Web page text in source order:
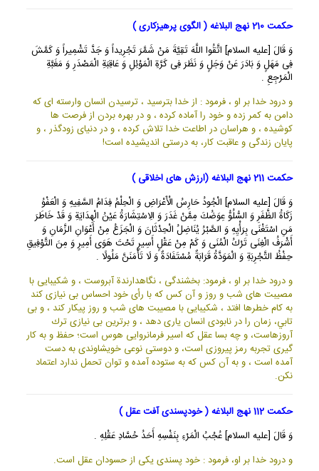
حکمت 210 نهج البلاغه ( الگوی پرهیزکاری )
وَ قَالَ [عليه السلام] اتَّقُوا اللَّهَ تَقِيَّةَ مَنْ شَمَّرَ تَجْرِيداً وَ جَدَّ تَشْمِيراً وَ كَمَّشَ
فِى مَهَلٍ وَ بَادَرَ عَنْ وَجَلٍ وَ نَظَرَ فِى كَرَّةِ الْمَوْئِلِ وَ عَاقِبَةِ الْمَصْدَرِ وَ مَغَبَّةِ
الْمَرْجِعِ .
و درود خدا بر او ، فرمود : از خدا بترسيد ، ترسيدن انسان وارسته اى كه
دامن به كمر زده و خود را آماده كرده ، و در بهره بردن از فرصت ها
كوشيده ، و هراسان در اطاعت خدا تلاش كرده ، و در دنياى زودگذر ، و
پايان زندگى و عاقبت كار، به درستى انديشيده است!
حکمت 211 نهج البلاغه (ارزش های اخلاقی )
وَ قَالَ [عليه السلام] الْجُودُ حَارِسُ الْأَعْرَاضِ وَ الْحِلْمُ فِدَامُ السَّفِيهِ وَ الْعَفْوُ
زَكَاةُ الظَّفَرِ وَ السُّلُوُّ عِوَضُكَ مِمَّنْ غَدَرَ وَ الِاسْتِشَارَةُ عَيْنُ الْهِدَايَةِ وَ قَدْ خَاطَرَ
مَنِ اسْتَغْنَى بِرَأْيِهِ وَ الصَّبْرُ يُنَاضِلُ الْحِدْثَانَ وَ الْجَزَعُ مِنْ أَعْوَانِ الزَّمَانِ وَ
أَشْرَفُ الْغِنَى تَرْكُ الْمُنَى وَ كَمْ مِنْ عَقْلٍ أَسِيرٍ تَحْتَ هَوَى أَمِيرٍ وَ مِنَ التَّوْفِيقِ
حِفْظُ التَّجْرِبَةِ وَ الْمَوَدَّةُ قَرَابَةٌ مُسْتَفَادَةٌ وَ لَا تَأْمَنَنَّ مَلُولًا .
و درود خدا بر او ، فرمود: بخشندگى ، نگاهدارندة آبروست ، و شكيبايى با
مصيبت هاى شب و روز و آن كس كه با رأى خود احساس بى نيازى كند
به كام خطرها افتد ، شكيبايى با مصيبت هاى شب و روز پيكار كند ، و بى
تابي، زمان را در نابودى انسان يارى دهد ، و برترين بى نيازى ترك
آروزهاست، و چه بسا عقل كه اسير فرمانروايى هوس است؛ حفظ و به كار
گيرى تجربه رمز پيروزى است، و دوستى نوعى خويشاوندى به دست
آمده است ، و به آن كس كه به ستوده آمده و توان تحمل ندارد اعتماد
نكن.
حکمت 112 نهج البلاغه ( خودپسندی آفت عقل )
وَ قَالَ [عليه السلام] عُجْبُ الْمَرْءِ بِنَفْسِهِ أَحَدُ حُسَّادِ عَقْلِهِ .
و درود خدا بر او، فرمود : خود پسندى يكى از حسودان عقل است.